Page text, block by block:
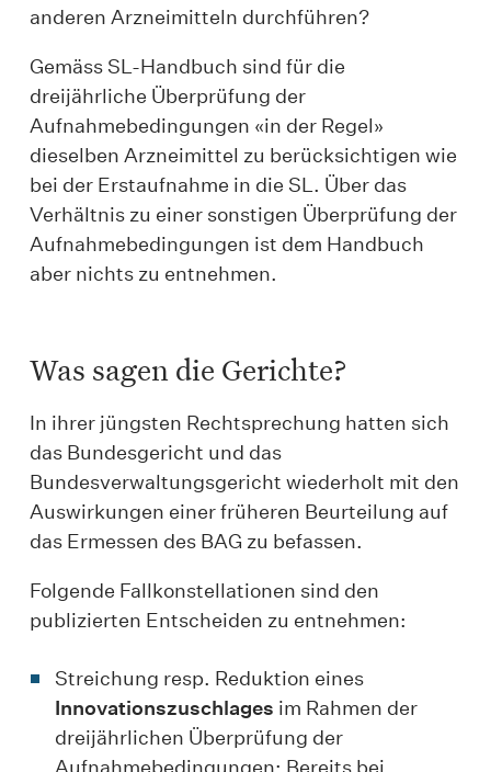
anderen Arzneimitteln durchführen?
Gemäss SL-Handbuch sind für die
dreijährliche Überprüfung der
Aufnahmebedingungen «in der Regel»
dieselben Arzneimittel zu berücksichtigen wie
bei der Erstaufnahme in die SL. Über das
Verhältnis zu einer sonstigen Überprüfung der
Aufnahmebedingungen ist dem Handbuch
aber nichts zu entnehmen.
Was sagen die Gerichte?
In ihrer jüngsten Rechtsprechung hatten sich
das Bundesgericht und das
Bundesverwaltungsgericht wiederholt mit den
Auswirkungen einer früheren Beurteilung auf
das Ermessen des BAG zu befassen.
Folgende Fallkonstellationen sind den
publizierten Entscheiden zu entnehmen:
Streichung resp. Reduktion eines
Innovationszuschlages im Rahmen der
dreijährlichen Überprüfung der
Aufnahmebedingungen: Bereits bei